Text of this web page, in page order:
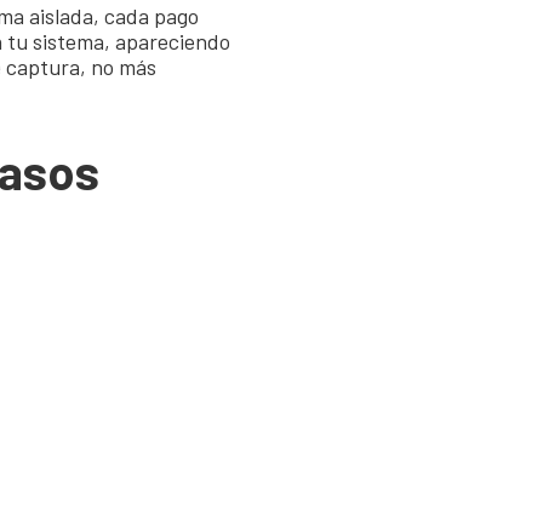
aislada, cada pago
sistema, apareciendo
captura, no más